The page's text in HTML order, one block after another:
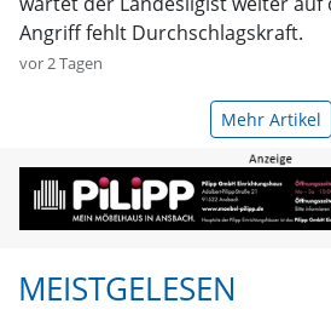
Angriff fehlt Durchschlagskraft.
vor 2 Tagen
Mehr Artikel
MEISTGELESEN